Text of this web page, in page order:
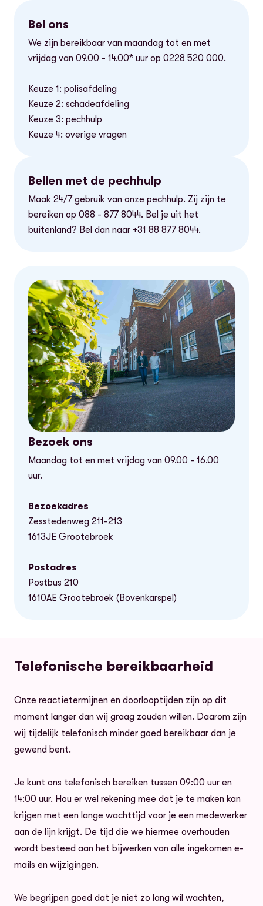
Bel ons
We zijn bereikbaar van maandag tot en met
vrijdag van 09.00 - 14.00* uur op 0228 520 000.
Keuze 1: polisafdeling
Keuze 2: schadeafdeling
Keuze 3: pechhulp
Keuze 4: overige vragen
Bellen met de pechhulp
Maak 24/7 gebruik van onze pechhulp. Zij zijn te
bereiken op 088 - 877 8044. Bel je uit het
buitenland? Bel dan naar +31 88 877 8044.
Bezoek ons
Maandag tot en met vrijdag van 09.00 - 16.00
uur.
Bezoekadres
Zesstedenweg 211-213
1613JE Grootebroek
Postadres
Postbus 210
1610AE Grootebroek (Bovenkarspel)
Telefonische bereikbaarheid
Onze reactietermijnen en doorlooptijden zijn op dit
moment langer dan wij graag zouden willen. Daarom zijn
wij tijdelijk telefonisch minder goed bereikbaar dan je
gewend bent.
Je kunt ons telefonisch bereiken tussen 09:00 uur en
14:00 uur. Hou er wel rekening mee dat je te maken kan
krijgen met een lange wachttijd voor je een medewerker
aan de lijn krijgt. De tijd die we hiermee overhouden
wordt besteed aan het bijwerken van alle ingekomen e-
mails en wijzigingen.
We begrijpen goed dat je niet zo lang wil wachten,